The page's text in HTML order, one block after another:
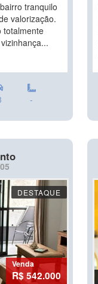
tranquilo
valorização.
totalmente
-
DESTAQUE
Venda
R$ 542.000